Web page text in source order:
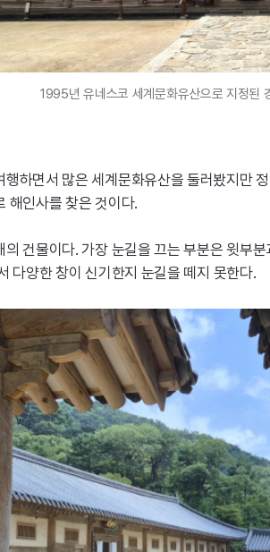
1995년 유네스코 세계문화유산으로 지정된
하면서 많은 세계문화유산을 둘러봤지만
해인사를 찾은 것이다.
건물이다. 가장 눈길을 끄는 부분은 윗부
다양한 창이 신기한지 눈길을 떼지 못한다.